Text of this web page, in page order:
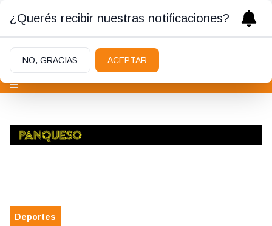
Deportes
¿Querés recibir nuestras notificaciones?
NO, GRACIAS ACEPTAR